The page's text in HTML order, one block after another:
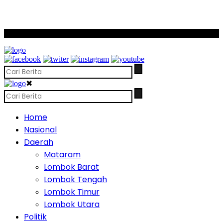
✖
Home
Nasional
Daerah
Mataram
Lombok Barat
Lombok Tengah
Lombok Timur
Lombok Utara
Politik